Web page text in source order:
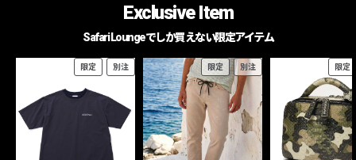
Exclusive Item
Safari Loungeでしか買えない限定アイテム
限定 別注 限定 別注 限定